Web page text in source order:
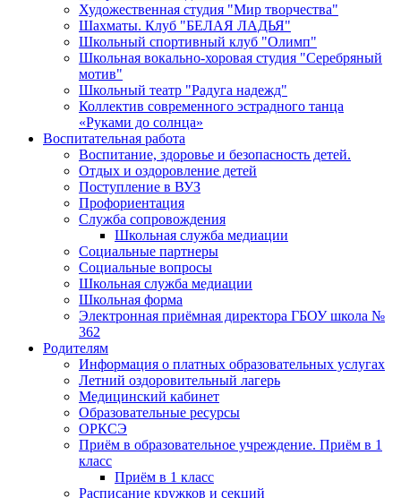
Художественная студия "Мир творчества"
Шахматы. Клуб "БЕЛАЯ ЛАДЬЯ"
Школьный спортивный клуб "Олимп"
Школьная вокально-хоровая студия "Серебряный
мотив"
Школьный театр "Радуга надежд"
Коллектив современного эстрадного танца
«Руками до солнца»
Воспитательная работа
Воспитание, здоровье и безопасность детей.
Отдых и оздоровление детей
Поступление в ВУЗ
Профориентация
Служба сопровождения
Школьная служба медиации
Социальные партнеры
Социальные вопросы
Школьная служба медиации
Школьная форма
Электронная приёмная директора ГБОУ школа №
362
Родителям
Информация о платных образовательных услугах
Летний оздоровительный лагерь
Медицинский кабинет
Образовательные ресурсы
ОРКСЭ
Приём в образовательное учреждение. Приём в 1
класс
Приём в 1 класс
Расписание кружков и секций